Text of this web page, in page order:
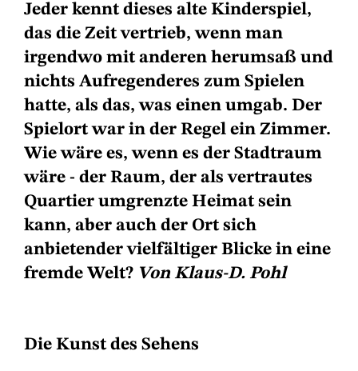
Jeder kennt dieses alte Kinderspiel,
das die Zeit vertrieb, wenn man
irgendwo mit anderen herumsaß und
nichts Aufregenderes zum Spielen
hatte, als das, was einen umgab. Der
Spielort war in der Regel ein Zimmer.
Wie wäre es, wenn es der Stadtraum
wäre - der Raum, der als vertrautes
Quartier umgrenzte Heimat sein
kann, aber auch der Ort sich
anbietender vielfältiger Blicke in eine
fremde Welt? Von Klaus-D. Pohl
Die Kunst des Sehens